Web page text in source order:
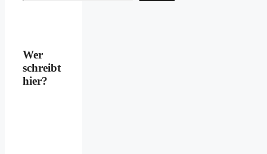
Wer
schreibt
hier?